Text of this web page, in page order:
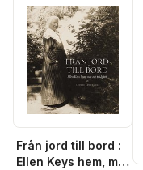
Från jord till bord :
Ellen Keys hem, mat